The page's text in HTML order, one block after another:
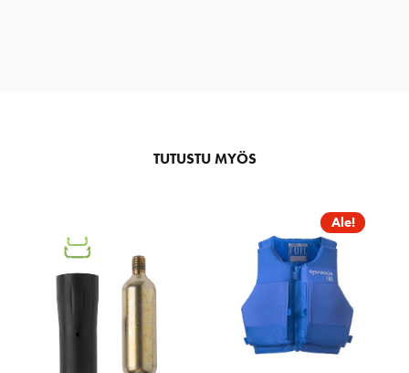
TUTUSTU MYÖS
Ale!